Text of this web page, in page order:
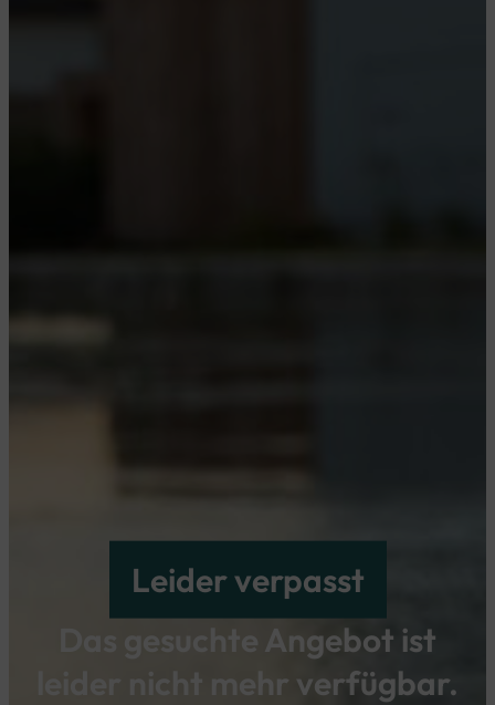
Leider verpasst
Das gesuchte Angebot ist
leider nicht mehr verfügbar.​